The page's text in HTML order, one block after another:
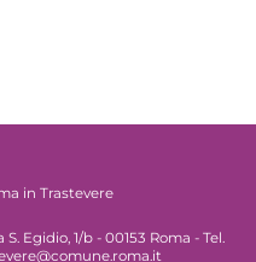
in Trastevere
Egidio, 1/b - 00153 Roma - Tel.